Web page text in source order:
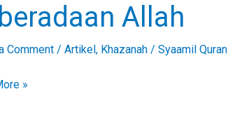
Allah
Comment / Artikel , Khazanah/ Syaamil Quran
»